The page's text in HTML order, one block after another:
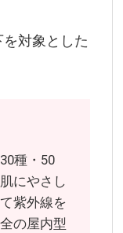
対象とした
種・50
にやさし
紫外線を
の屋内型